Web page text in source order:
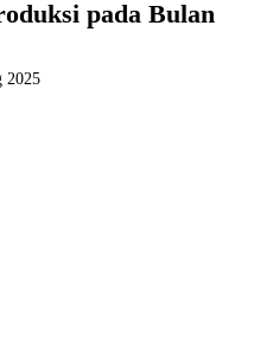
pada Bulan
2025